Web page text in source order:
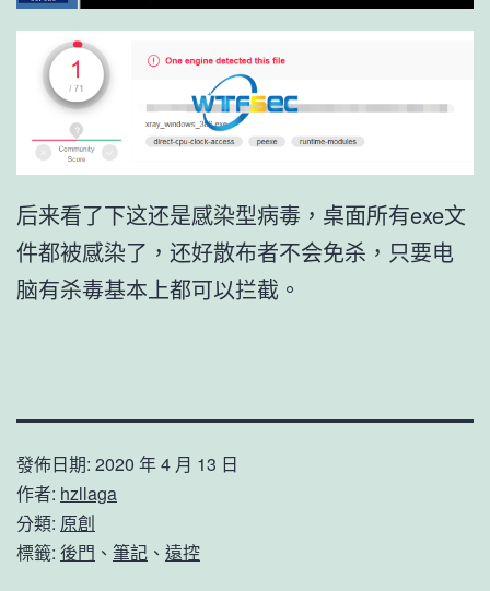
后来看了下这还是感染型病毒，桌面所有exe文
件都被感染了，还好散布者不会免杀，只要电
脑有杀毒基本上都可以拦截。
發佈日期: 2020 年 4 月 13 日
作者: hzllaga
分類: 原創
標籤: 後門 、 筆記 、 遠控